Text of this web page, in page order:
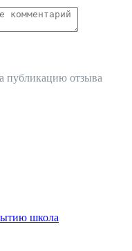
публикацию отзыва
школа